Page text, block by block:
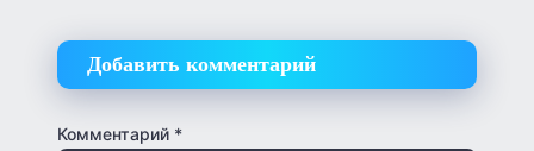
Добавить комментарий
Комментарий *